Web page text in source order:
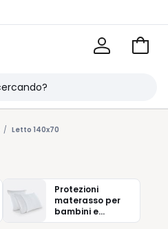
Vai
Letto 140x70
Protezioni
materasso per
bambini e
neonati